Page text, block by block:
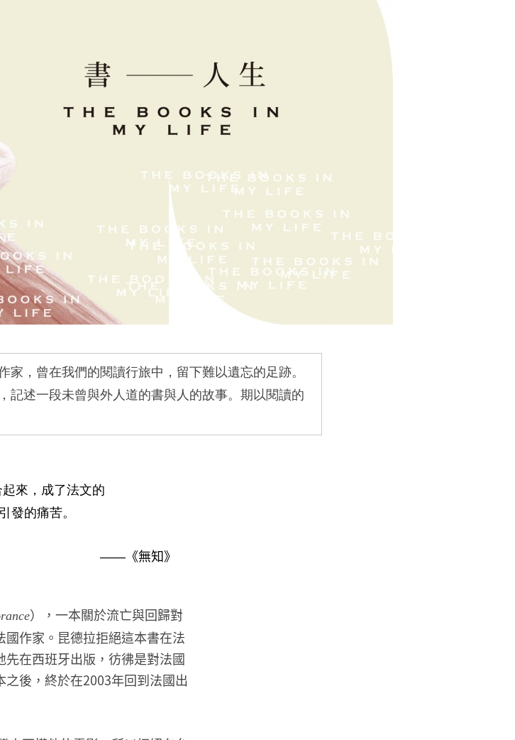
，曾在我們的閱讀行旅中，留下難以遺忘的足跡。
記述一段未曾與外人道的書與人的故事。期以閱讀的
來，成了法文的
發的痛苦。
—— 《無知》
），一本關於流亡與回歸對
作家。昆德拉拒絕這本書在法
在西班牙出版，彷彿是對法國
後，終於在2003年回到法國出